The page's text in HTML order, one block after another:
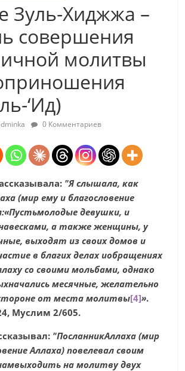
Зуль-Хиджжа –
совершения
молитвы
‘Ид)
0 Комментариев
"Я слышала, как
(мир ему и благословение
«Пустьмолодые девушки, и
а также женщины, у
выходят из своих домов и
в благих делах иобращениях
со своими мольбами, однако
месячные, желательно
от места молитвы[4]».
Муслим 2/605.
"ПосланникАллаха (мир
Аллаха) повелевал своим
на молитву двух